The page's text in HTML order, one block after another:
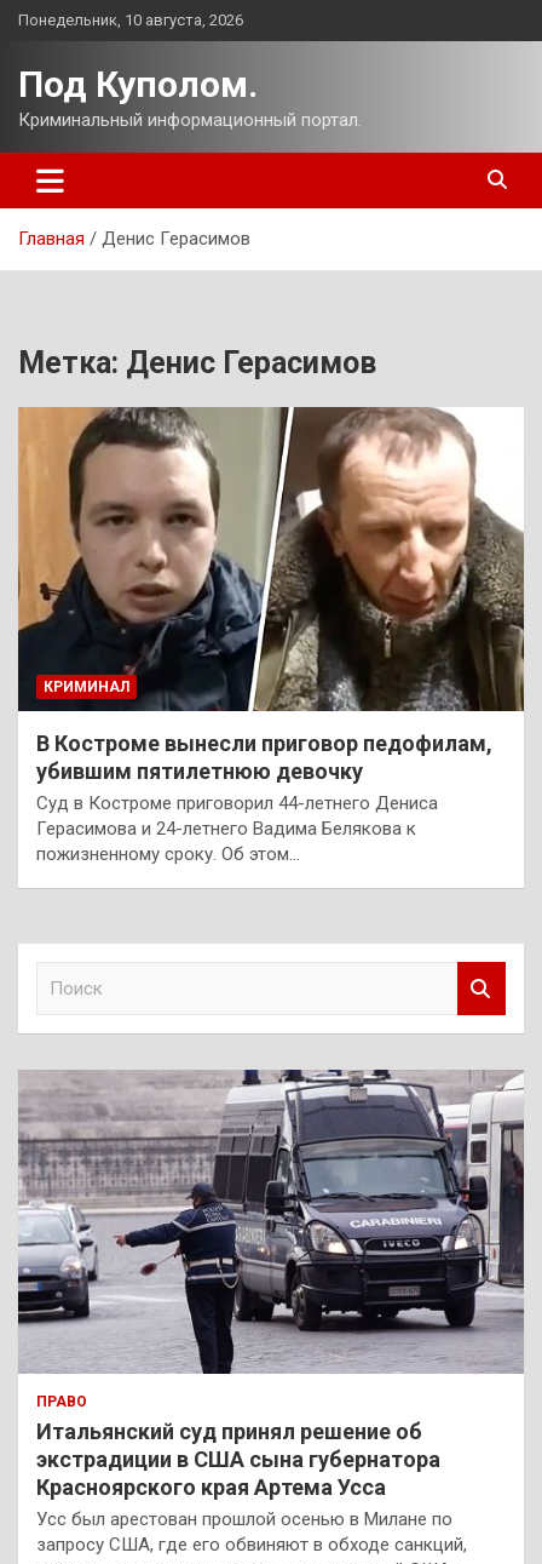
Перейти
Понедельник, 10 августа, 2026
Под Куполом.
Криминальный информационный портал.
Главная Денис Герасимов
Метка: Денис Герасимов
КРИМИНАЛ
В Костроме вынесли приговор педофилам,
убившим пятилетнюю девочку
Суд в Костроме приговорил 44-летнего Дениса
Герасимова и 24-летнего Вадима Белякова к
пожизненному сроку. Об этом…
к
ПРАВО
Итальянский суд принял решение об
экстрадиции в США сына губернатора
Красноярского края Артема Усса
Усс был арестован прошлой осенью в Милане по
запросу США, где его обвиняют в обходе санкций,